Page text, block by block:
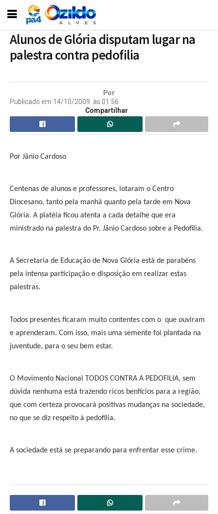
Alunos de Glória disputam lugar na
palestra contra pedofilia
Por
Publicado em 14/10/2009 às 01:56
Compartilhar
Por Jânio Cardoso
Centenas de alunos e professores, lotaram o Centro
Diocesano, tanto pela manhã quanto pela tarde em Nova
Glória. A platéia ficou atenta a cada detalhe que era
ministrado na palestra do Pr. Jânio Cardoso sobre a Pedofilia.
A Secretaria de Educação de Nova Glória está de parabéns
pela intensa participação e disposição em realizar estas
palestras.
Todos presentes ficaram muito contentes com o que ouviram
e aprenderam. Com isso, mais uma semente foi plantada na
juventude, para o seu bem estar.
O Movimento Nacional TODOS CONTRA A PEDOFILIA, sem
dúvida nenhuma está trazendo ricos benfícios para a região,
que com certeza provocará positivas mudanças na sociedade,
no que se diz respeito à pedofilia.
A sociedade está se preparando para enfrentar esse crime.